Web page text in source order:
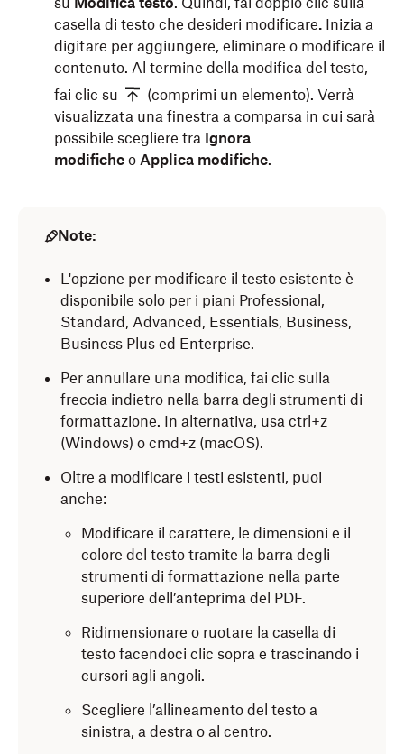
casella di testo che desideri modificare. Inizia a
digitare per aggiungere, eliminare o modificare il
contenuto. Al termine della modifica del testo,
fai clic su
(comprimi un elemento). Verrà
visualizzata una finestra a comparsa in cui sarà
possibile scegliere tra Ignora
modifiche o Applica modifiche.
Note:
L'opzione per modificare il testo esistente è
disponibile solo per i piani Professional,
Standard, Advanced, Essentials, Business,
Business Plus ed Enterprise.
Per annullare una modifica, fai clic sulla
freccia indietro nella barra degli strumenti di
formattazione. In alternativa, usa ctrl+z
(Windows) o cmd+z (macOS).
Oltre a modificare i testi esistenti, puoi
anche:
Modificare il carattere, le dimensioni e il
colore del testo tramite la barra degli
strumenti di formattazione nella parte
superiore dell’anteprima del PDF.
Ridimensionare o ruotare la casella di
testo facendoci clic sopra e trascinando i
cursori agli angoli.
Scegliere l’allineamento del testo a
sinistra, a destra o al centro.